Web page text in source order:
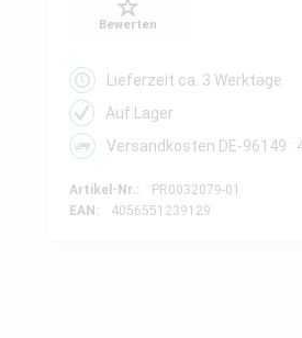
Bewerten
Lieferzeit ca. 3 Werktage
Auf Lager
Versandkosten DE-96149 :
Artikel-Nr.:
PR0032079-01
EAN:
4056551239129